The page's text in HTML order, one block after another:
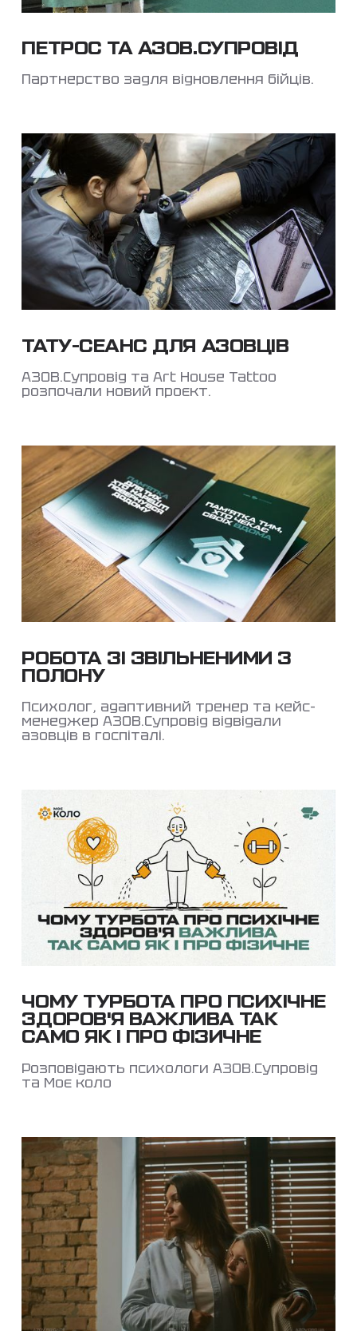
ПЕТРОС ТА АЗОВ.СУПРОВІД
Партнерство задля відновлення бійців.
ТАТУ-СЕАНС ДЛЯ АЗОВЦІВ
АЗОВ.Супровід та Art House Tattoo
розпочали новий проєкт.
РОБОТА ЗІ ЗВІЛЬНЕНИМИ З
ПОЛОНУ
Психолог, адаптивний тренер та кейс-
менеджер АЗОВ.Супровід відвідали
азовців в госпіталі.
ЧОМУ ТУРБОТА ПРО ПСИХІЧНЕ
ЗДОРОВ'Я ВАЖЛИВА ТАК
САМО ЯК І ПРО ФІЗИЧНЕ
Розповідають психологи АЗОВ.Супровід
та Моє коло